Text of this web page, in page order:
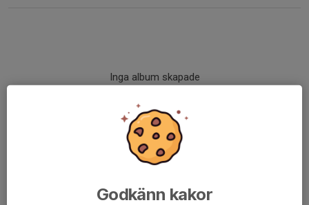
Inga album skapade
Godkänn kakor